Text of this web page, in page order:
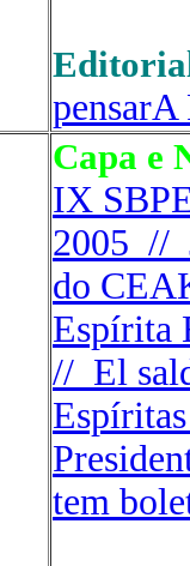
Capa e
IX
2005 //
do
// El
tem